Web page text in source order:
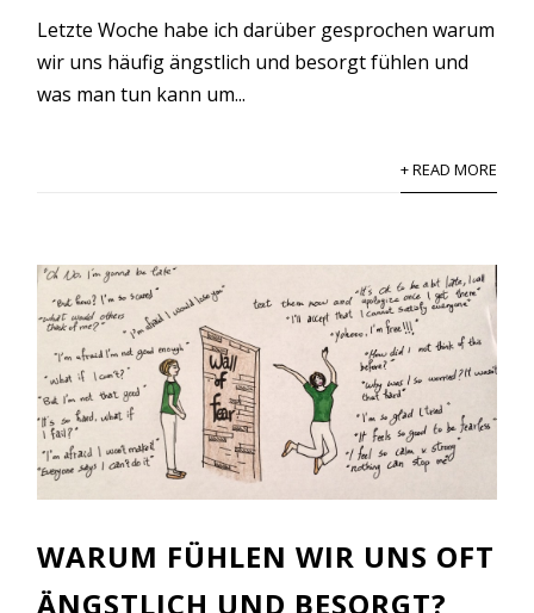
Letzte Woche habe ich darüber gesprochen warum
wir uns häufig ängstlich und besorgt fühlen und
was man tun kann um...
+ READ MORE
WARUM FÜHLEN WIR UNS OFT
ÄNGSTLICH UND BESORGT?